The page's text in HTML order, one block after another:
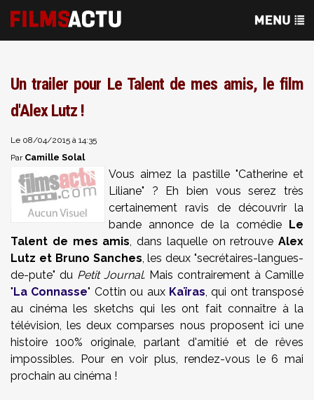
Un trailer pour Le Talent de mes amis, le film
d'Alex Lutz !
Le 08/04/2015 à 14:35
Par Camille Solal
Vous aimez la pastille "Catherine et
Liliane" ? Eh bien vous serez très
certainement ravis de découvrir la
bande annonce de la comédie Le
Talent de mes amis, dans laquelle on retrouve Alex
Lutz et Bruno Sanches, les deux "secrétaires-langues-
de-pute" du Petit Journal. Mais contrairement à Camille
"La Connasse" Cottin ou aux Kaïras, qui ont transposé
au cinéma les sketchs qui les ont fait connaître à la
télévision, les deux comparses nous proposent ici une
histoire 100% originale, parlant d'amitié et de rêves
impossibles. Pour en voir plus, rendez-vous le 6 mai
prochain au cinéma !